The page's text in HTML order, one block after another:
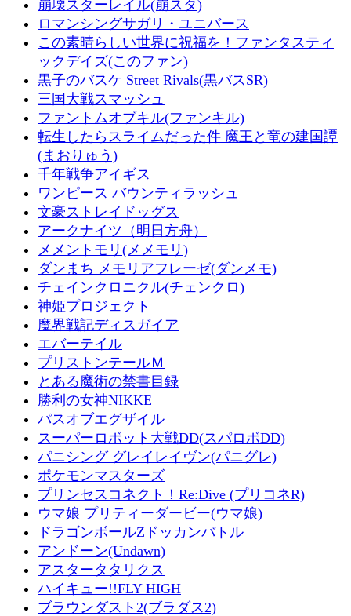
崩壊スターレイル(崩スタ)
ロマンシングサガリ・ユニバース
この素晴らしい世界に祝福を！ファンタスティ
ックデイズ(このファン)
黒子のバスケ Street Rivals(黒バスSR)
三国大戦スマッシュ
ファントムオブキル(ファンキル)
転生したらスライムだった件 魔王と竜の建国譚
(まおりゅう)
千年戦争アイギス
ワンピース バウンティラッシュ
文豪ストレイドッグス
アークナイツ（明日方舟）
メメントモリ(メメモリ)
ダンまち メモリアフレーゼ(ダンメモ)
チェインクロニクル(チェンクロ)
神姫プロジェクト
魔界戦記ディスガイア
エバーテイル
プリストンテールＭ
とある魔術の禁書目録
勝利の女神NIKKE
パスオブエグザイル
スーパーロボット大戦DD(スパロボDD)
パニシング グレイレイヴン(パニグレ)
ポケモンマスターズ
プリンセスコネクト！Re:Dive (プリコネR)
ウマ娘 プリティーダービー(ウマ娘)
ドラゴンボールZドッカンバトル
アンドーン(Undawn)
アスタータタリクス
ハイキュー!!FLY HIGH
ブラウンダスト2(ブラダス2)